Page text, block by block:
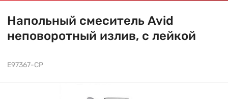
Напольный смеситель Avid
неповоротный излив, с лейкой
E97367-CP